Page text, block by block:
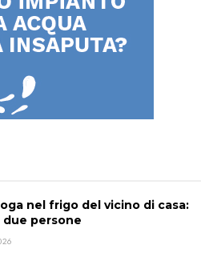
nel frigo del vicino di casa:
persone